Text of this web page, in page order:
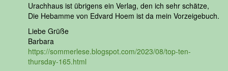
Urachhaus ist übrigens ein Verlag, den ich sehr schätze,
Die Hebamme von Edvard Hoem ist da mein Vorzeigebuch.
Liebe Grüße
Barbara
https://sommerlese.blogspot.com/2023/08/top-ten-
thursday-165.html